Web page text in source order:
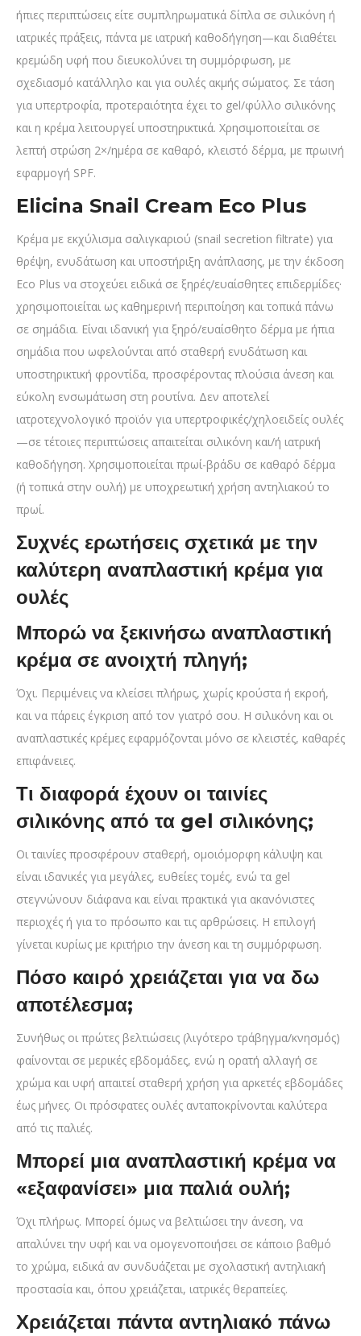
ήπιες περιπτώσεις είτε συμπληρωματικά δίπλα σε σιλικόνη ή
ιατρικές πράξεις, πάντα με ιατρική καθοδήγηση—και διαθέτει
κρεμώδη υφή που διευκολύνει τη συμμόρφωση, με
σχεδιασμό κατάλληλο και για ουλές ακμής σώματος. Σε τάση
για υπερτροφία, προτεραιότητα έχει το gel/φύλλο σιλικόνης
και η κρέμα λειτουργεί υποστηρικτικά. Χρησιμοποιείται σε
λεπτή στρώση 2×/ημέρα σε καθαρό, κλειστό δέρμα, με πρωινή
εφαρμογή SPF.
Elicina Snail Cream Eco Plus
Κρέμα με εκχύλισμα σαλιγκαριού (snail secretion filtrate) για
θρέψη, ενυδάτωση και υποστήριξη ανάπλασης, με την έκδοση
Eco Plus να στοχεύει ειδικά σε ξηρές/ευαίσθητες επιδερμίδες·
χρησιμοποιείται ως καθημερινή περιποίηση και τοπικά πάνω
σε σημάδια. Είναι ιδανική για ξηρό/ευαίσθητο δέρμα με ήπια
σημάδια που ωφελούνται από σταθερή ενυδάτωση και
υποστηρικτική φροντίδα, προσφέροντας πλούσια άνεση και
εύκολη ενσωμάτωση στη ρουτίνα. Δεν αποτελεί
ιατροτεχνολογικό προϊόν για υπερτροφικές/χηλοειδείς ουλές
—σε τέτοιες περιπτώσεις απαιτείται σιλικόνη και/ή ιατρική
καθοδήγηση. Χρησιμοποιείται πρωί-βράδυ σε καθαρό δέρμα
(ή τοπικά στην ουλή) με υποχρεωτική χρήση αντηλιακού το
πρωί.
Συχνές ερωτήσεις σχετικά με την
καλύτερη αναπλαστική κρέμα για
ουλές
Μπορώ να ξεκινήσω αναπλαστική
κρέμα σε ανοιχτή πληγή;
Όχι. Περιμένεις να κλείσει πλήρως, χωρίς κρούστα ή εκροή,
και να πάρεις έγκριση από τον γιατρό σου. Η σιλικόνη και οι
αναπλαστικές κρέμες εφαρμόζονται μόνο σε κλειστές, καθαρές
επιφάνειες.
Τι διαφορά έχουν οι ταινίες
σιλικόνης από τα gel σιλικόνης;
Οι ταινίες προσφέρουν σταθερή, ομοιόμορφη κάλυψη και
είναι ιδανικές για μεγάλες, ευθείες τομές, ενώ τα gel
στεγνώνουν διάφανα και είναι πρακτικά για ακανόνιστες
περιοχές ή για το πρόσωπο και τις αρθρώσεις. Η επιλογή
γίνεται κυρίως με κριτήριο την άνεση και τη συμμόρφωση.
Πόσο καιρό χρειάζεται για να δω
αποτέλεσμα;
Συνήθως οι πρώτες βελτιώσεις (λιγότερο τράβηγμα/κνησμός)
φαίνονται σε μερικές εβδομάδες, ενώ η ορατή αλλαγή σε
χρώμα και υφή απαιτεί σταθερή χρήση για αρκετές εβδομάδες
έως μήνες. Οι πρόσφατες ουλές ανταποκρίνονται καλύτερα
από τις παλιές.
Μπορεί μια αναπλαστική κρέμα να
«εξαφανίσει» μια παλιά ουλή;
Όχι πλήρως. Μπορεί όμως να βελτιώσει την άνεση, να
απαλύνει την υφή και να ομογενοποιήσει σε κάποιο βαθμό
το χρώμα, ειδικά αν συνδυάζεται με σχολαστική αντηλιακή
προστασία και, όπου χρειάζεται, ιατρικές θεραπείες.
Χρειάζεται πάντα αντηλιακό πάνω